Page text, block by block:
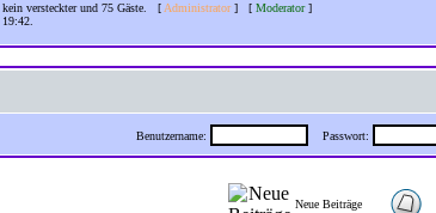
versteckter und 75 Gäste. [ Administrator] [ Moderator]
Benutzername: Passwort:
Neue Beiträge